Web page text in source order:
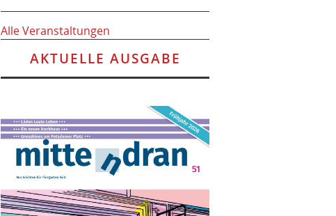
Alle Veranstaltungen
AKTUELLE AUSGABE